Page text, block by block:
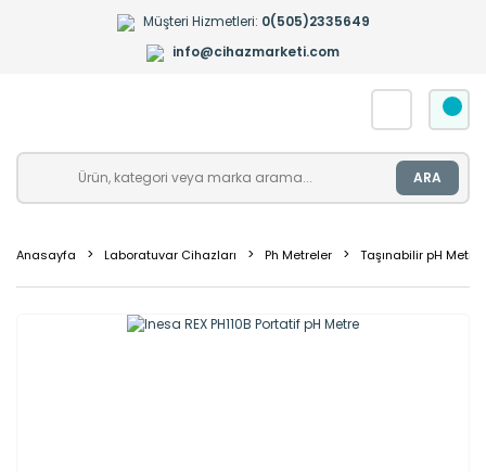
Müşteri Hizmetleri: 0(505)2335649
info@cihazmarketi.com
ARA
Anasayfa Laboratuvar Cihazları Ph Metreler Taşınabilir pH